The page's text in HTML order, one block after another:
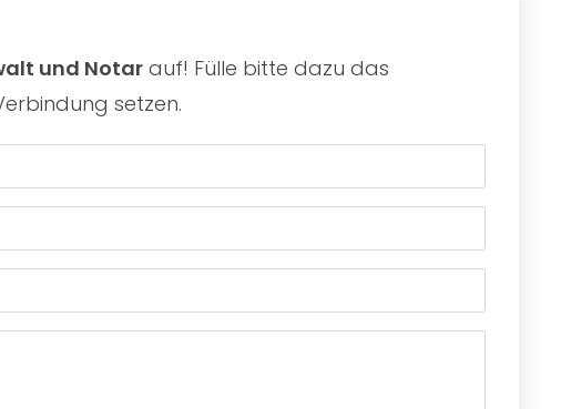
und Notar auf! Fülle bitte dazu das
setzen.